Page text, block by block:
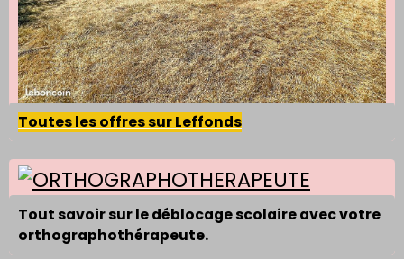
Toutes les offres sur Leffonds
Tout savoir sur le déblocage scolaire avec votre
orthographothérapeute.